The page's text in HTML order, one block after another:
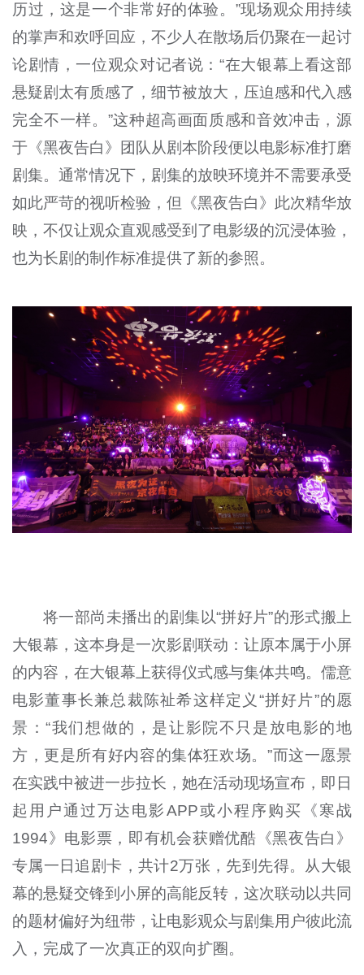
历过，这是一个非常好的体验。”现场观众用持续
的掌声和欢呼回应，不少人在散场后仍聚在一起讨
论剧情，一位观众对记者说：“在大银幕上看这部
悬疑剧太有质感了，细节被放大，压迫感和代入感
完全不一样。”这种超高画面质感和音效冲击，源
于《黑夜告白》团队从剧本阶段便以电影标准打磨
剧集。通常情况下，剧集的放映环境并不需要承受
如此严苛的视听检验，但《黑夜告白》此次精华放
映，不仅让观众直观感受到了电影级的沉浸体验，
也为长剧的制作标准提供了新的参照。
将一部尚未播出的剧集以“拼好片”的形式搬上
大银幕，这本身是一次影剧联动：让原本属于小屏
的内容，在大银幕上获得仪式感与集体共鸣。儒意
电影董事长兼总裁陈祉希这样定义“拼好片”的愿
景：“我们想做的，是让影院不只是放电影的地
方，更是所有好内容的集体狂欢场。”而这一愿景
在实践中被进一步拉长，她在活动现场宣布，即日
起用户通过万达电影APP或小程序购买《寒战
1994》电影票，即有机会获赠优酷《黑夜告白》
专属一日追剧卡，共计2万张，先到先得。从大银
幕的悬疑交锋到小屏的高能反转，这次联动以共同
的题材偏好为纽带，让电影观众与剧集用户彼此流
入，完成了一次真正的双向扩圈。